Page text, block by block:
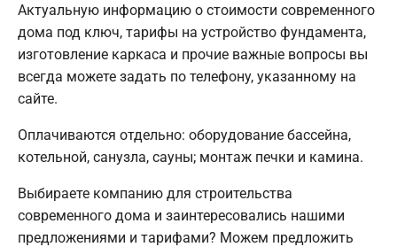
Актуальную информацию о стоимости современного
дома под ключ, тарифы на устройство фундамента,
изготовление каркаса и прочие важные вопросы вы
всегда можете задать по телефону, указанному на
сайте.
Оплачиваются отдельно: оборудование бассейна,
котельной, санузла, сауны; монтаж печки и камина.
Выбираете компанию для строительства
современного дома и заинтересовались нашими
предложениями и тарифами? Можем предложить